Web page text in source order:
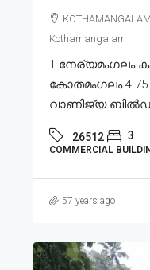
Kothamangalam
1.നേര്യമംഗലം
കോതമംഗലം 4.75
വാണിജ്യ
26512 3
COMMERCIAL
57 years ago